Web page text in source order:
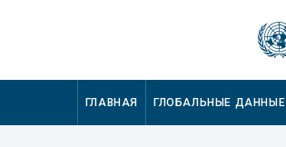
Main navigation
ГЛАВНАЯ ГЛОБАЛЬНЫЕ ДАННЫЕ